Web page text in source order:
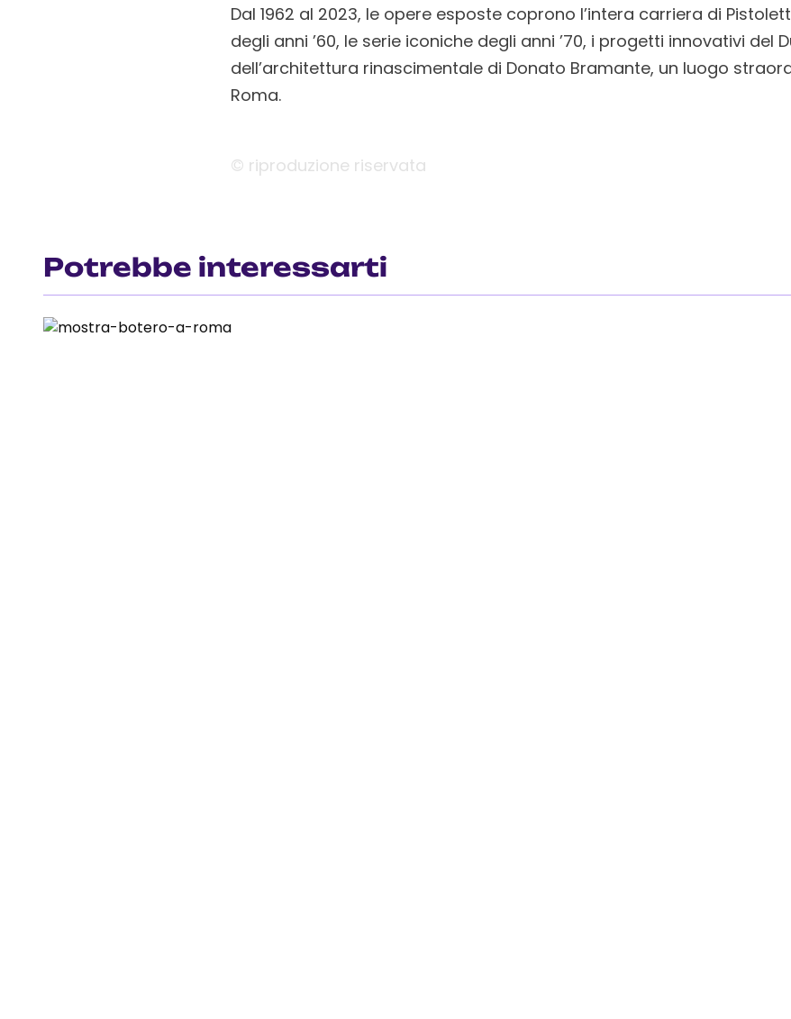
Dal 1962 al 2023, le opere esposte coprono l’intera carriera di
degli anni ’60, le serie iconiche degli anni ’70, i progetti innovativi del
dell’architettura rinascimentale di Donato Bramante, un luogo
Roma.
© riproduzione riservata
Potrebbe interessarti